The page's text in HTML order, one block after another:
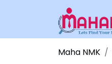
Maha NMK